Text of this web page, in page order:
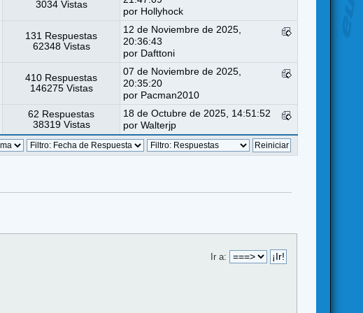
3034 Vistas
por Hollyhock
131 Respuestas
62348 Vistas
12 de Noviembre de 2025,
20:36:43
por Dafttoni
410 Respuestas
146275 Vistas
07 de Noviembre de 2025,
20:35:20
por Pacman2010
62 Respuestas
38319 Vistas
18 de Octubre de 2025, 14:51:52
porWalterjp
Ir a: